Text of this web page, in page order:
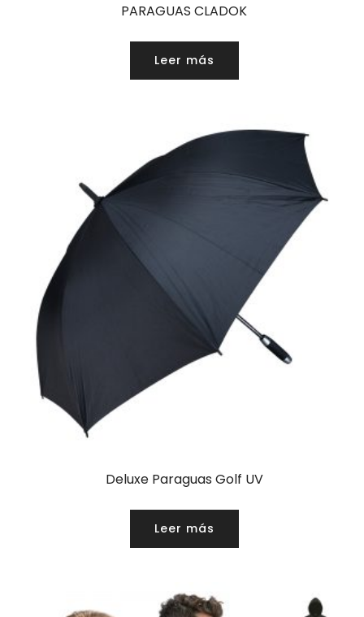
PARAGUAS CLADOK
Leer más
Deluxe Paraguas Golf UV
Leer más